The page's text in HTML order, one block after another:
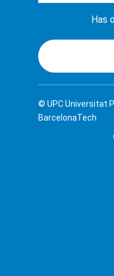
Has
© UPCUniversitat
BarcelonaTech